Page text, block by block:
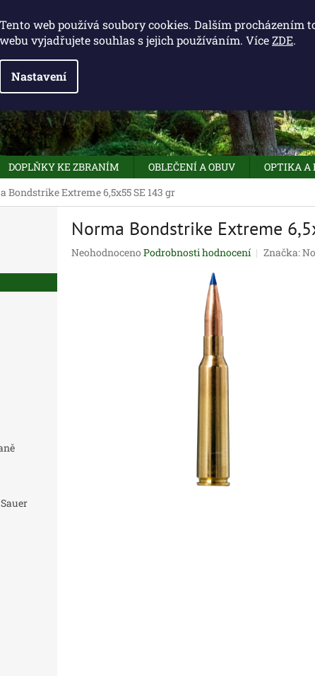
Tento web používá soubory cookies. Dalším procházením
webu vyjadřujete souhlas s jejich používáním. VíceZDE.
Nastavení
DOPLŇKY KE ZBRANÍM OBLEČENÍ A OBUV OPTIKA A
Bondstrike Extreme 6,5x55 SE 143 gr
Norma Bondstrike Extreme
Průměrné
Neohodnoceno Podrobnosti hodnocení Značka: